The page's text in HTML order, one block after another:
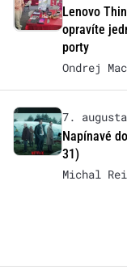
Lenovo
opravíte
porty
Ondrej
7.
Napínavé
31)
Michal